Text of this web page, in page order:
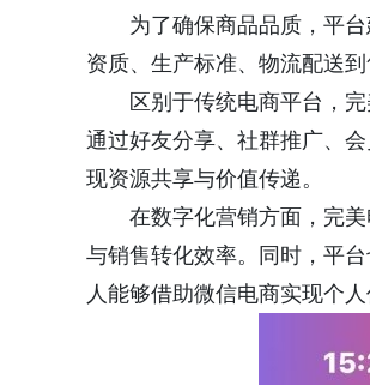
为了确保商品品质，平
资质、生产标准、物流配送
区别于传统电商平台，
通过好友分享、社群推广、
现资源共享与价值传递。
在数字化营销方面，完
与销售转化效率。同时，平
人能够借助微信电商实现个人